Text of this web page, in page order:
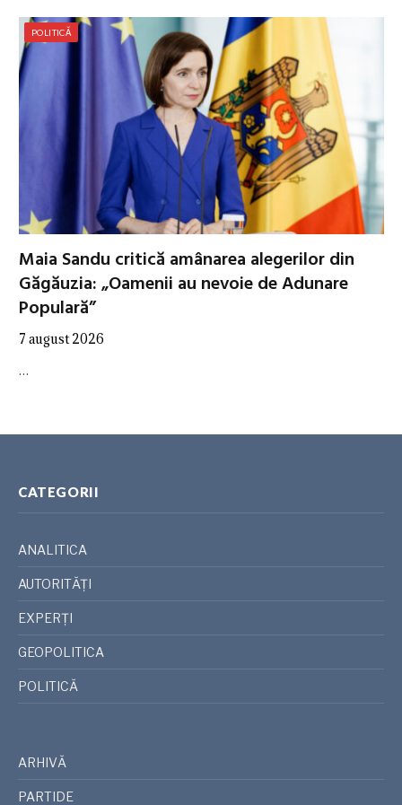
POLITICĂ
Maia Sandu critică amânarea alegerilor din
Găgăuzia: „Oamenii au nevoie de Adunare
Populară”
7 august 2026
…
CATEGORII
ANALITICA
AUTORITĂȚI
EXPERȚI
GEOPOLITICA
POLITICĂ
ARHIVĂ
PARTIDE